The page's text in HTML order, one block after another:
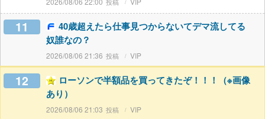
11
40歳超えたら仕事見つからないてデマ流してる
奴誰なの？
2026/08/06 21:36 VIP
12
ローソンで半額品を買ってきたぞ！！！（※画像
あり）
2026/08/06 21:03 VIP